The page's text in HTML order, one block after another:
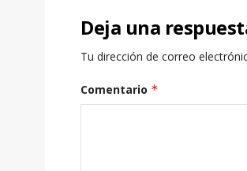
Deja una
Tu dirección de correo
Comentario *